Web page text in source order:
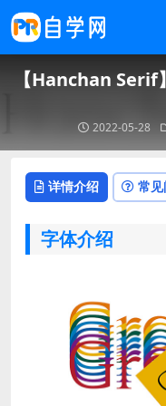
【Hanchan Serif
2022-05-28
详情介绍 常
字体介绍